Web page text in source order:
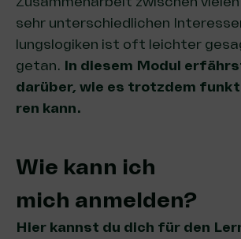
sehr unter­schied­li­chen
lungs­lo­gi­ken ist oft leich­ter
getan. In die­sem Modul
dar­über, wie es trotz­dem
ren kann.
Wie kann ich
mich anmelden?
Hier kannst du dich für den